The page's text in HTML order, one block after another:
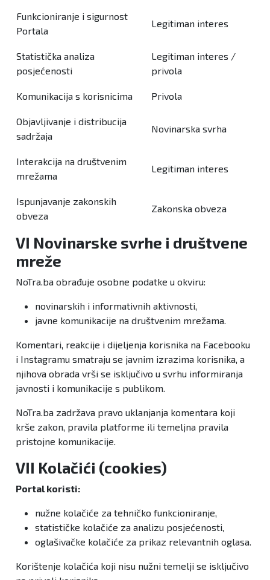
Funkcioniranje i sigurnost
Portala
Legitiman interes
Statistička analiza
posjećenosti
Legitiman interes /
privola
Komunikacija s korisnicima Privola
Objavljivanje i distribucija
sadržaja
Novinarska svrha
Interakcija na društvenim
mrežama
Legitiman interes
Ispunjavanje zakonskih
obveza
Zakonska obveza
VI Novinarske svrhe i društvene
mreže
NoTra.ba obrađuje osobne podatke u okviru:
novinarskih i informativnih aktivnosti,
javne komunikacije na društvenim mrežama.
Komentari, reakcije i dijeljenja korisnika na Facebooku
i Instagramu smatraju se javnim izrazima korisnika, a
njihova obrada vrši se isključivo u svrhu informiranja
javnosti i komunikacije s publikom.
NoTra.ba zadržava pravo uklanjanja komentara koji
krše zakon, pravila platforme ili temeljna pravila
pristojne komunikacije.
VII Kolačići (cookies)
Portal koristi:
nužne kolačiće za tehničko funkcioniranje,
statističke kolačiće za analizu posjećenosti,
oglašivačke kolačiće za prikaz relevantnih oglasa.
Korištenje kolačića koji nisu nužni temelji se isključivo